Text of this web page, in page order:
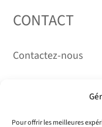
Pour offrir les meilleures
CONTACT
Contactez-nous